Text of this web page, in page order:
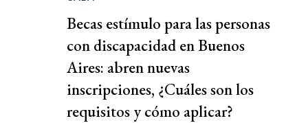
Becas estímulo para las personas
con discapacidad en Buenos
Aires: abren nuevas
inscripciones, ¿Cuáles son los
requisitos y cómo aplicar?